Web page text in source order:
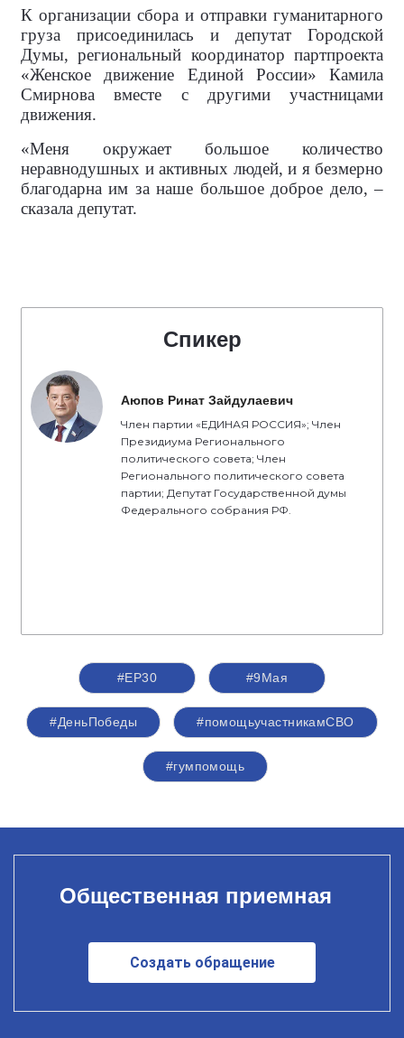
К организации сбора и отправки гуманитарного
груза присоединилась и депутат Городской
Думы, региональный координатор партпроекта
«Женское движение Единой России» Камила
Смирнова вместе с другими участницами
движения.
«Меня окружает большое количество
неравнодушных и активных людей, и я безмерно
благодарна им за наше большое доброе дело, –
сказала депутат.
Спикер
Аюпов Ринат Зайдулаевич
Член партии «ЕДИНАЯ РОССИЯ»; Член
Президиума Регионального
политического совета; Член
Регионального политического совета
партии; Депутат Государственной думы
Федерального собрания РФ.
#ЕР30 #9Мая
#ДеньПобеды #помощьучастникамСВО
#гумпомощь
Общественная приемная
Создать обращение